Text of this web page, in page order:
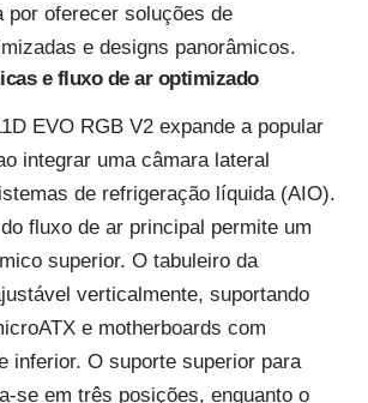
por oferecer soluções de
e designs panorâmicos.
e fluxo de ar optimizado
EVO RGB V2 expande a popular
integrar uma câmara lateral
de refrigeração líquida (AIO).
fluxo de ar principal permite um
superior. O tabuleiro da
verticalmente, suportando
e motherboards com
inferior. O suporte superior para
se em três posições, enquanto o